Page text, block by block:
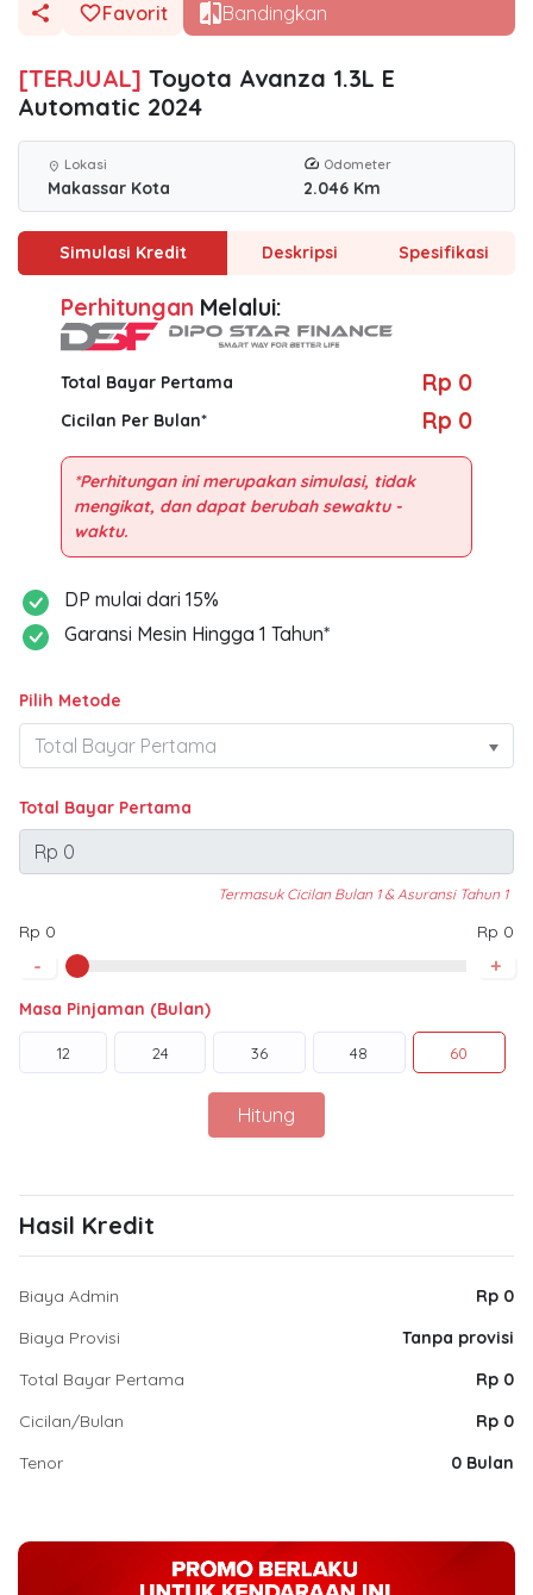
Favorit Bandingkan
[TERJUAL] Toyota Avanza 1.3L E
Automatic 2024
location_on Lokasi
Makassar Kota
Odometer
2.046 Km
Simulasi Kredit Deskripsi Spesifikasi
Perhitungan Melalui:
Total Bayar Pertama Rp 0
Cicilan Per Bulan* Rp 0
*Perhitungan ini merupakan simulasi, tidak
mengikat, dan dapat berubah sewaktu -
DP mulai dari 15%
Garansi Mesin Hingga 1 Tahun*
Pilih Metode
Total Bayar Pertama
Termasuk Cicilan Bulan 1 & Asuransi Tahun 1
Rp 0 Rp 0
- +
Masa Pinjaman (Bulan)
12 24 36 48 60
Hitung
Hasil Kredit
Biaya Admin
Rp 0
Biaya Provisi
Tanpa provisi
Total Bayar Pertama
Rp 0
Cicilan/Bulan
Rp 0
Tenor
0 Bulan